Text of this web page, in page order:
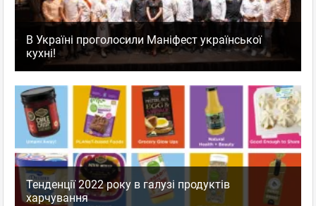
В Україні проголосили Маніфест української
кухні!
Тенденції 2022 року в галузі продуктів
харчування